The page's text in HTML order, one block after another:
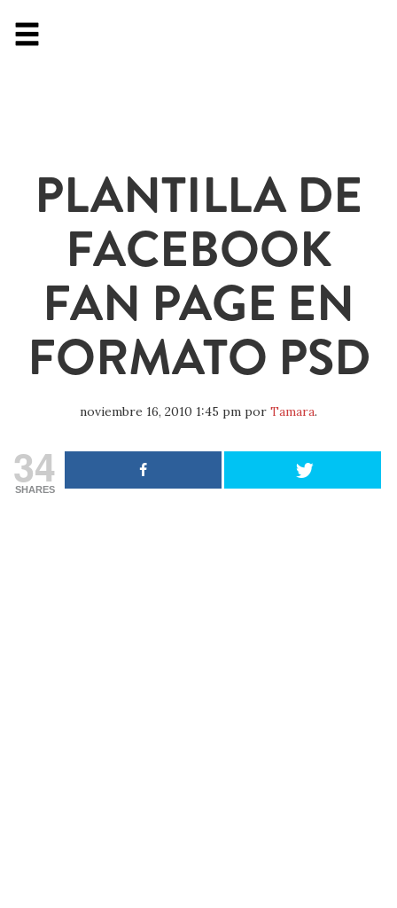
PLANTILLA DE
FACEBOOK
FAN PAGE EN
FORMATO PSD
noviembre 16, 2010 1:45 pm por Tamara.
34
SHARES